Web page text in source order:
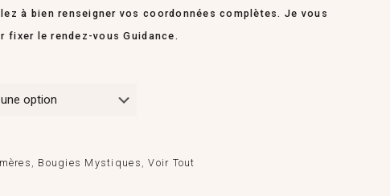
à bien renseigner vos coordonnées complètes. Je vous
fixer le rendez-vous Guidance.
, Bougies Mystiques ,Voir Tout